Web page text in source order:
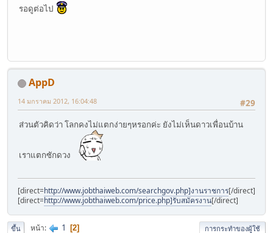
รอดูต่อไป
AppD
#29
14 มกราคม 2012, 16:04:48
ส่วนตัวคิดว่า โลกคงไม่แตกง่ายๆหรอกค่ะ ยังไม่เห็นดาวเพื่อนบ้าน
เราแตกซักดวง
[direct=http://www.jobthaiweb.com/searchgov.php]งานราชการ[/direct]
[direct=http://www.jobthaiweb.com/price.php]รับสมัครงาน[/direct]
ขึ้น หน้า 1 2 การกระทำของผู้ใช้